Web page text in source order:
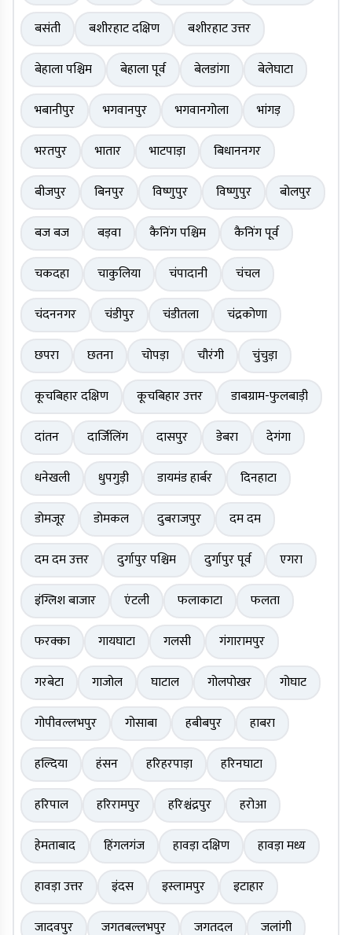
बसंती
बशीरहाट दक्षिण
बशीरहाट उत्तर
बेहाला पश्चिम
बेहाला पूर्व बेलडांगा
बेलेघाटा
भबानीपुर
भगवानपुर भगवानगोला
भांगड़
भरतपुर
भातार भाटपाड़ा
बिधाननगर
बीजपुर
बिनपुर विष्णुपुर विष्णुपुर
बोलपुर
बज बज
बड़वा कैनिंग पश्चिम
कैनिंग पूर्व
चकदहा
चाकुलिया चंपादानी
चंचल
चंदननगर
चंडीपुर चंडीतला
चंद्रकोणा
छपरा
छतना चोपड़ा चौरंगी
चुंचुड़ा
कूचबिहार दक्षिण
कूचबिहार उत्तर
डाबग्राम-फुलबाड़ी
दांतन
दार्जिलिंग दासपुर डेबरा
देगंगा
धनेखली
धुपगुड़ी डायमंड हार्बर
दिनहाटा
डोमजूर
डोमकल दुबराजपुर
दम दम
दम दम उत्तर
दुर्गापुर पश्चिम दुर्गापुर पूर्व
एगरा
इंग्लिश बाजार
एंटली फलाकाटा
फलता
फरक्का
गायघाटा गलसी
गंगारामपुर
गरबेटा
गाजोल घाटाल गोलपोखर
गोघाट
गोपीवल्लभपुर
गोसाबा हबीबपुर
हाबरा
हल्दिया
हंसन हरिहरपाड़ा
हरिनघाटा
हरिपाल
हरिरामपुर हरिश्चंद्रपुर
हरोआ
हेमताबाद
हिंगलगंज हावड़ा दक्षिण
हावड़ा मध्य
हावड़ा उत्तर
इंदस इस्लामपुर
इटाहार
जादवपुर
जगतबल्लभपुर जगतदल
जलांगी